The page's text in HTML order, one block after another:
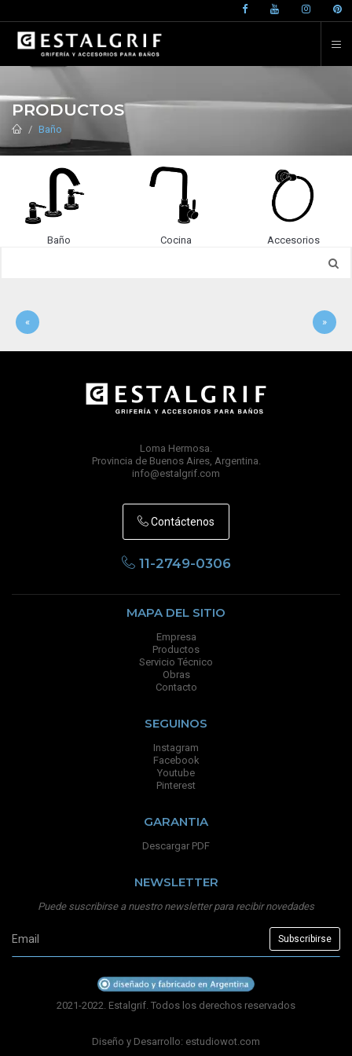
PRODUCTOS
Baño
Baño Cocina Accesorios
« »
Loma Hermosa.
Provincia de Buenos Aires, Argentina.
info@estalgrif.com
Contáctenos
11-2749-0306
MAPA DEL SITIO
Empresa
Productos
Servicio Técnico
Obras
Contacto
SEGUINOS
Instagram
Facebook
Youtube
Pinterest
GARANTIA
Descargar PDF
NEWSLETTER
Puede suscribirse a nuestro newsletter para recibir novedades
2021-2022. Estalgrif. Todos los derechos reservados
Diseño y Desarrollo: estudiowot.com